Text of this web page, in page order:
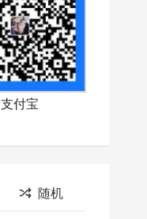
支付宝
随机